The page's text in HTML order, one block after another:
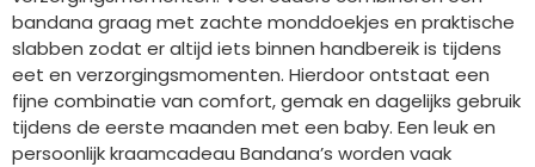
bandana graag met zachte monddoekjes en praktische
slabben zodat er altijd iets binnen handbereik is tijdens
eet en verzorgingsmomenten. Hierdoor ontstaat een
fijne combinatie van comfort, gemak en dagelijks gebruik
tijdens de eerste maanden met een baby. Een leuk en
persoonlijk kraamcadeau Bandana’s worden vaak